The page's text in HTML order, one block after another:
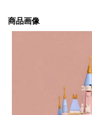
商品画像